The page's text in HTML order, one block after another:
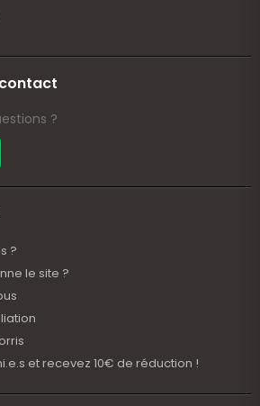
?
?
le site ?
et recevez 10€ de réduction !